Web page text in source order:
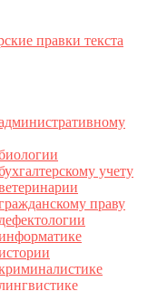
правки текста
учету
праву